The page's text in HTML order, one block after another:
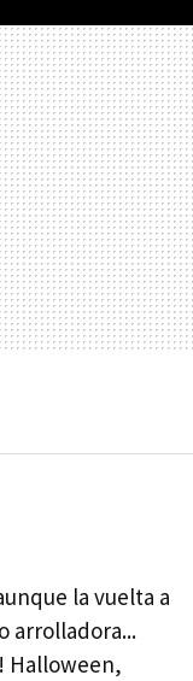
la vuelta a
arrolladora...
Halloween,